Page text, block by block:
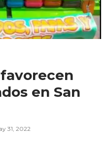
en San
31, 2022